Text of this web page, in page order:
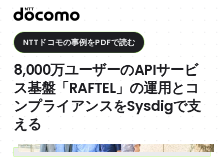
NTTドコモの事例をPDFで読む
8,000万ユーザーのAPIサービ
ス基盤「RAFTEL」の運用とコ
ンプライアンスをSysdigで支
える